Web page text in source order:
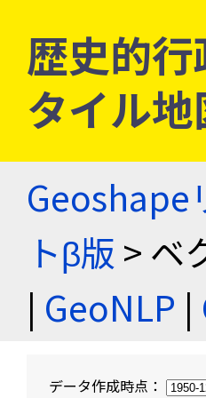
歴史的
タイル
Geoshape
トβ版 > ベ
| GeoNLP |
データ作成時点：